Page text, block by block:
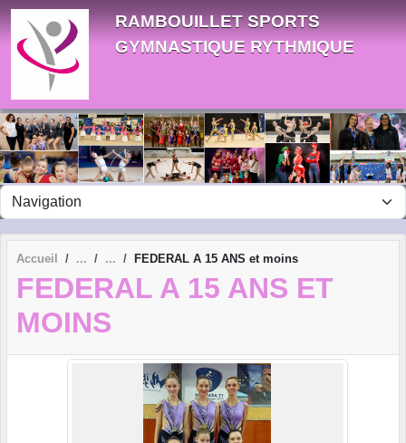
RAMBOUILLET SPORTS
GYMNASTIQUE RYTHMIQUE
Accueil FEDERAL A 15 ANS et moins
FEDERAL A 15 ANS ET
MOINS
Panneau de gestion des cookies